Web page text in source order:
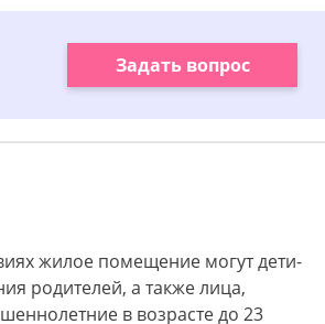
Задать вопрос
жилое помещение могут дети-
родителей, а также лица,
в возрасте до 23